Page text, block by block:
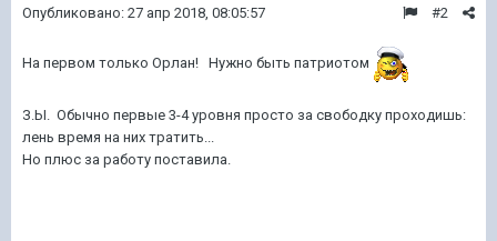
#2
Опубликовано: 27 апр 2018, 08:05:57
На первом только Орлан! Нужно быть патриотом
З.Ы. Обычно первые 3-4 уровня просто за свободку проходишь:
лень время на них тратить...
Но плюс за работу поставила.